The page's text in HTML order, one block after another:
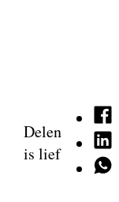
Delen
is lief